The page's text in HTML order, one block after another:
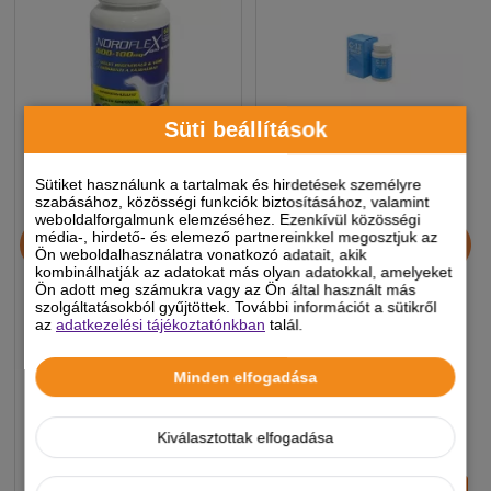
Süti beállítások
Sütiket használunk a tartalmak és hirdetések személyre
szabásához, közösségi funkciók biztosításához, valamint
weboldalforgalmunk elemzéséhez. Ezenkívül közösségi
média-, hirdető- és elemező partnereinkkel megosztjuk az
Ön weboldalhasználatra vonatkozó adatait, akik
kombinálhatják az adatokat más olyan adatokkal, amelyeket
Ön adott meg számukra vagy az Ön által használt más
szolgáltatásokból gyűjtöttek. További információt a sütikről
azadatkezelési tájékoztatónkban talál.
Minden elfogadása
Kiválasztottak elfogadása
Noroflex 600+100mg 60db
ízületvédő,
fájdalomcsökkentő
rágótabletta
7 990 Ft
-5%
5% extra kedvezmény
C-11 complex porcvédő
tabletta 60x
-5%